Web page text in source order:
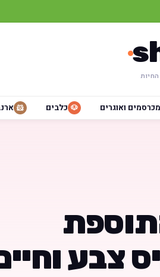
מכרסמים ואוגרים 🐶 כלבים 🐹
צבע